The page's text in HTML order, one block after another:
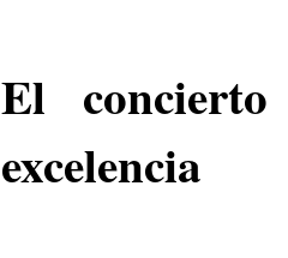
El
excelencia